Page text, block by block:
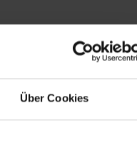
Über Cookies